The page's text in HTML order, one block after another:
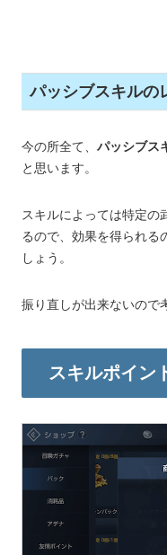
パッシブスキルの
今の所全て、 パッシブス
と思います。
スキルによっては特定の
るので、効果を得られる
しょう。
振り直しが出来ないので
スキルポイン